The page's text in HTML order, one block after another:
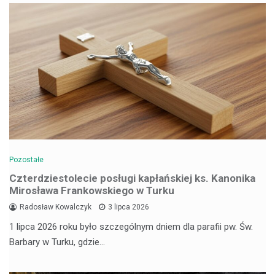
Pozostałe
Czterdziestolecie posługi kapłańskiej ks. Kanonika
Mirosława Frankowskiego w Turku
Radosław Kowalczyk 3 lipca 2026
1 lipca 2026 roku było szczególnym dniem dla parafii pw. Św.
Barbary w Turku, gdzie…